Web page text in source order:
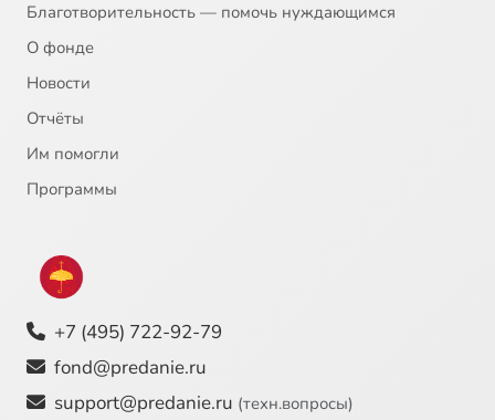
Благотворительность — помочь нуждающимся
О фонде
Новости
Отчёты
Им помогли
Программы
+7 (495) 722-92-79
fond@predanie.ru
support@predanie.ru (техн.вопросы)